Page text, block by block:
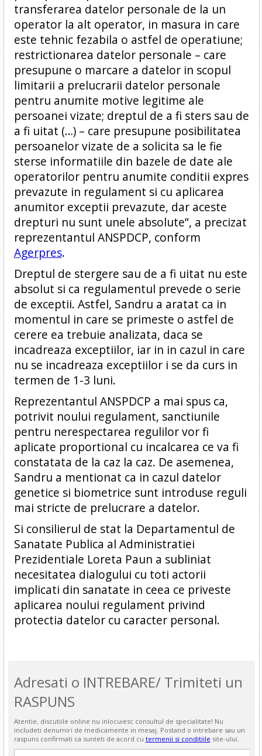
transferarea datelor personale de la un
operator la alt operator, in masura in care
este tehnic fezabila o astfel de operatiune;
restrictionarea datelor personale – care
presupune o marcare a datelor in scopul
limitarii a prelucrarii datelor personale
pentru anumite motive legitime ale
persoanei vizate; dreptul de a fi sters sau de
a fi uitat (…) – care presupune posibilitatea
persoanelor vizate de a solicita sa le fie
sterse informatiile din bazele de date ale
operatorilor pentru anumite conditii expres
prevazute in regulament si cu aplicarea
anumitor exceptii prevazute, dar aceste
drepturi nu sunt unele absolute”, a precizat
reprezentantul ANSPDCP, conform
Agerpres.
Dreptul de stergere sau de a fi uitat nu este
absolut si ca regulamentul prevede o serie
de exceptii. Astfel, Sandru a aratat ca in
momentul in care se primeste o astfel de
cerere ea trebuie analizata, daca se
incadreaza exceptiilor, iar in in cazul in care
nu se incadreaza exceptiilor i se da curs in
termen de 1-3 luni.
Reprezentantul ANSPDCP a mai spus ca,
potrivit noului regulament, sanctiunile
pentru nerespectarea regulilor vor fi
aplicate proportional cu incalcarea ce va fi
constatata de la caz la caz. De asemenea,
Sandru a mentionat ca in cazul datelor
genetice si biometrice sunt introduse reguli
mai stricte de prelucrare a datelor.
Si consilierul de stat la Departamentul de
Sanatate Publica al Administratiei
Prezidentiale Loreta Paun a subliniat
necesitatea dialogului cu toti actorii
implicati din sanatate in ceea ce priveste
aplicarea noului regulament privind
protectia datelor cu caracter personal.
Adresati o INTREBARE/ Trimiteti un
RASPUNS
Atentie, discutiile online nu inlocuiesc consultul de specialitate! Nu
includeti denumiri de medicamente in mesaj. Postand o intrebare sau un
raspuns confirmati ca sunteti de acord cu termenii si conditiile site-ului.